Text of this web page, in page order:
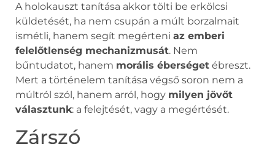
A holokauszt tanítása akkor tölti be erkölcsi
küldetését, ha nem csupán a múlt borzalmait
ismétli, hanem segít megérteni az emberi
felelőtlenség mechanizmusát. Nem
bűntudatot, hanem morális éberséget ébreszt.
Mert a történelem tanítása végső soron nem a
múltról szól, hanem arról, hogy milyen jövőt
választunk: a felejtését, vagy a megértését.
Zárszó